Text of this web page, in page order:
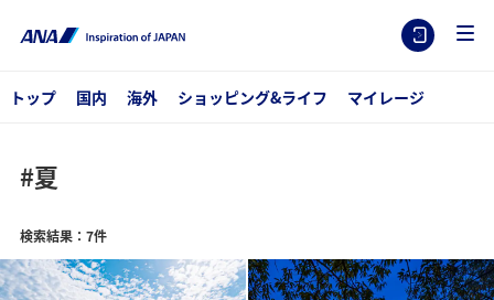
トップ 国内 海外 ショッピング&ライフ マイレージ
#夏
検索結果：7件